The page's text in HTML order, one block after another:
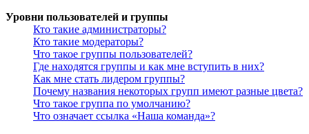
Уровни пользователей и группы
Кто такие администраторы?
Кто такие модераторы?
Что такое группы пользователей?
Где находятся группы и как мне вступить в них?
Как мне стать лидером группы?
Почему названия некоторых групп имеют разные цвета?
Что такое группа по умолчанию?
Что означает ссылка «Наша команда»?